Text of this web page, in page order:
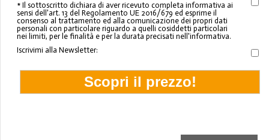
* Il sottoscritto dichiara di aver ricevuto completa informativa ai
sensi dell'art. 13 del Regolamento UE 2016/679 ed esprime il
consenso al trattamento ed alla comunicazione dei propri dati
personali con particolare riguardo a quelli cosiddetti particolari
nei limiti, per le finalità e per la durata precisati nell'informativa.
Iscrivimi alla Newsletter: